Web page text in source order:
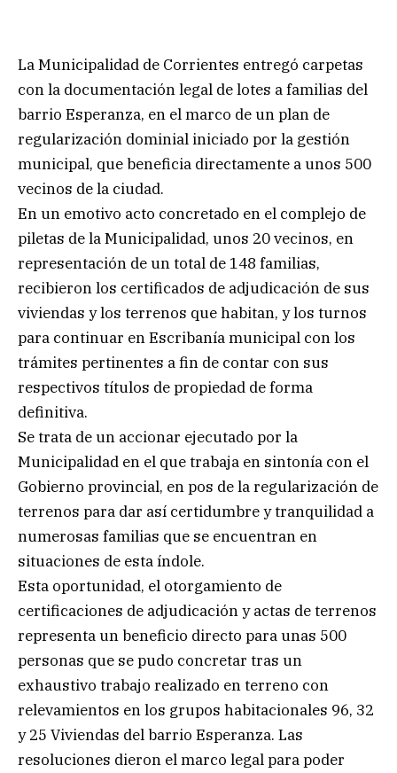
La Municipalidad de Corrientes entregó carpetas
con la documentación legal de lotes a familias del
barrio Esperanza, en el marco de un plan de
regularización dominial iniciado por la gestión
municipal, que beneficia directamente a unos 500
vecinos de la ciudad.
En un emotivo acto concretado en el complejo de
piletas de la Municipalidad, unos 20 vecinos, en
representación de un total de 148 familias,
recibieron los certificados de adjudicación de sus
viviendas y los terrenos que habitan, y los turnos
para continuar en Escribanía municipal con los
trámites pertinentes a fin de contar con sus
respectivos títulos de propiedad de forma
definitiva.
Se trata de un accionar ejecutado por la
Municipalidad en el que trabaja en sintonía con el
Gobierno provincial, en pos de la regularización de
terrenos para dar así certidumbre y tranquilidad a
numerosas familias que se encuentran en
situaciones de esta índole.
Esta oportunidad, el otorgamiento de
certificaciones de adjudicación y actas de terrenos
representa un beneficio directo para unas 500
personas que se pudo concretar tras un
exhaustivo trabajo realizado en terreno con
relevamientos en los grupos habitacionales 96, 32
y 25 Viviendas del barrio Esperanza. Las
resoluciones dieron el marco legal para poder